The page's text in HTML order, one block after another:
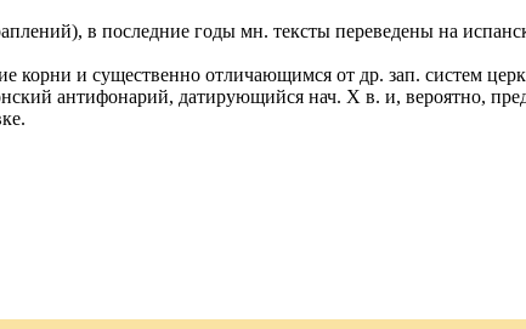
в последние годы мн. тексты переведены на
корни и существенно отличающимся от др. зап. систем
антифонарий, датирующийся нач. X в. и, вероятно,